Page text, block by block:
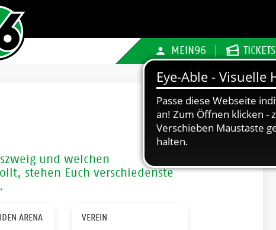
MEIN96 TICKETS
und welchen
stehen Euch verschiedenste
ARENA VEREIN